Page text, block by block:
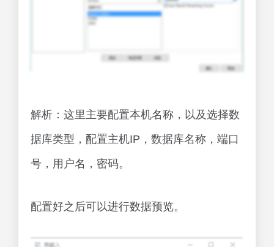
解析：这里主要配置本机名称，以及选择数
据库类型，配置主机IP，数据库名称，端口
号，用户名，密码。
配置好之后可以进行数据预览。